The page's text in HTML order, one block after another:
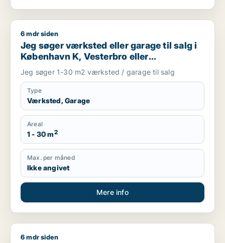
Jeg søger værksted eller garage til salg i København K,
6 mdr siden
Jeg søger værksted eller garage til salg i
København K, Vesterbro eller
Frederiksberg m.fl.
Jeg søger 1-30 m2 værksted / garage til salg
Type
Værksted, Garage
Areal
1 - 30 m2
Max. per måned
Ikke angivet
Mere info
Bmdcconsult@gmail.com søger værksted, restaurant,
6 mdr siden